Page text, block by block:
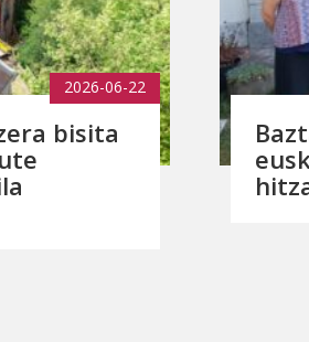
2026-06-22
bisita